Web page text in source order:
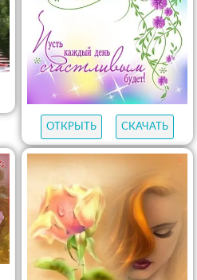
ОТКРЫТЬ СКАЧАТЬ